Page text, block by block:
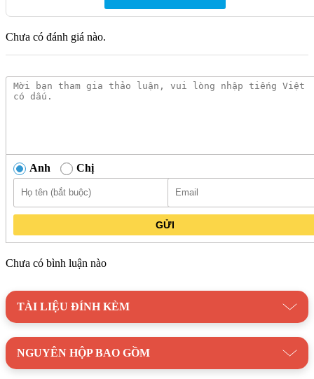
Hotline: 0898888516
Email: kinhdoanh.kimquoctien@gmail.com
Website:https://kimquoctien.com/
Chưa có đánh giá nào.
Anh Chị
GỬI
Chưa có bình luận nào
TÀI LIỆU ĐÍNH KÈM
NGUYÊN HỘP BAO GỒM